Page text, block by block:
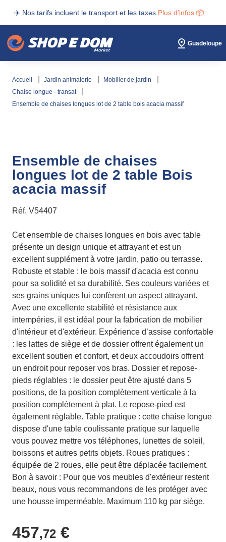
✈️ Nos tarifs incluent le transport et les taxes. Plus d'infos 📦
Guadeloupe
accueil jardin animalerie
mobilier de jardin
chaise longue - transat
ensemble de chaises longues lot de 2 table bois acacia massif
Ensemble de chaises
longues lot de 2 table Bois
acacia massif
Réf. V54407
Cet ensemble de chaises longues en bois avec table
présente un design unique et attrayant et est un
excellent supplément à votre jardin, patio ou terrasse.
Robuste et stable : le bois massif d'acacia est connu
pour sa solidité et sa durabilité. Ses couleurs variées et
ses grains uniques lui confèrent un aspect attrayant.
Avec une excellente stabilité et résistance aux
intempéries, il est idéal pour la fabrication de mobilier
d'intérieur et d'extérieur. Expérience d’assise confortable
: les lattes de siège et de dossier offrent également un
excellent soutien et confort, et deux accoudoirs offrent
un endroit pour reposer vos bras. Dossier et repose-
pieds réglables : le dossier peut être ajusté dans 5
positions, de la position complètement verticale à la
position complètement à plat. Le repose-pied est
également réglable. Table pratique : cette chaise longue
dispose d'une table coulissante pratique sur laquelle
vous pouvez mettre vos téléphones, lunettes de soleil,
boissons et autres petits objets. Roues pratiques :
équipée de 2 roues, elle peut être déplacée facilement.
Bon à savoir : Pour que vos meubles d'extérieur restent
beaux, nous vous recommandons de les protéger avec
une housse imperméable. Maximum 110 kg par siège.
457,72 €